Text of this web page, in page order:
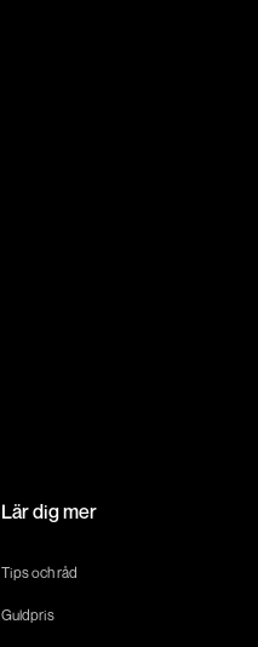
Lär dig mer
Tips och råd
Guldpris